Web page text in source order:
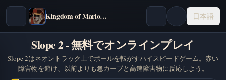
Kingdom of Marionettes 日本語
Slope 2 - 無料でオンラインプレイ
Slope 2はネオントラック上でボールを転がすハイスピードゲーム。赤い
障害物を避け、以前よりも急カーブと高速障害物に反応しよう。
今